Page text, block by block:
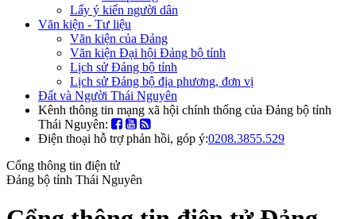
Lấy ý kiến người dân
Văn kiện - Tư liệu
Văn kiện của Đảng
Văn kiện Đại hội Đảng bộ tỉnh
Lịch sử Đảng bộ tỉnh
Lịch sử Đảng bộ địa phương, đơn vị
Đất và Người Thái Nguyên
Kênh thông tin mạng xã hội chính thống của Đảng bộ tỉnh
Thái Nguyên:
Điện thoại hỗ trợ phản hồi, góp ý:0208.3855.529
Cổng thông tin điện tử
Đảng bộ tỉnh Thái Nguyên